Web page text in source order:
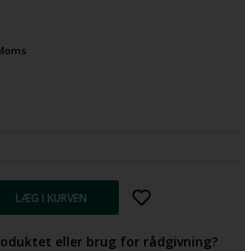
eller brug for rådgivning?